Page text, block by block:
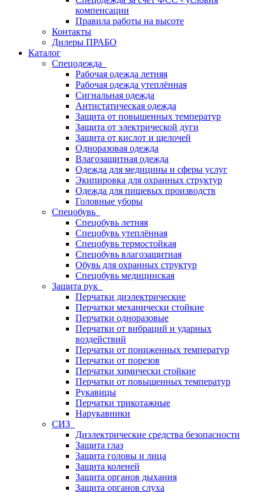
компенсации
Правила работы на высоте
Контакты
Дилеры ПРАБО
Каталог
Спецодежда
Рабочая одежда летняя
Рабочая одежда утеплённая
Сигнальная одежда
Антистатическая одежда
Защита от повышенных температур
Защита от электрической дуги
Защита от кислот и щелочей
Одноразовая одежда
Влагозащитная одежда
Одежда для медицины и сферы услуг
Экипировка для охранных структур
Одежда для пищевых производств
Головные уборы
Спецобувь
Спецобувь летняя
Спецобувь утеплённая
Спецобувь термостойкая
Спецобувь влагозащитная
Обувь для охранных структур
Спецобувь медицинская
Защита рук
Перчатки диэлектрические
Перчатки механически стойкие
Перчатки одноразовые
Перчатки от вибраций и ударных
воздействий
Перчатки от пониженных температур
Перчатки от порезов
Перчатки химически стойкие
Перчатки от повышенных температур
Рукавицы
Перчатки трикотажные
Нарукавники
СИЗ
Диэлектрические средства безопасности
Защита глаз
Защита головы и лица
Защита коленей
Защита органов дыхания
Защита органов слуха